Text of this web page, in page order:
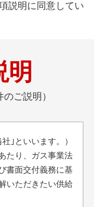
説明に同意してい
明
ご説明）
｣といいます。）
たり、ガス事業法
書面交付義務に基
いただきたい供給